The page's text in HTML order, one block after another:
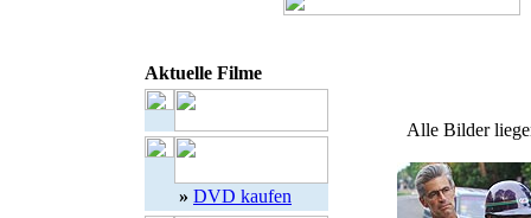
Aktuelle Filme
» DVD kaufen
Alle Bilder